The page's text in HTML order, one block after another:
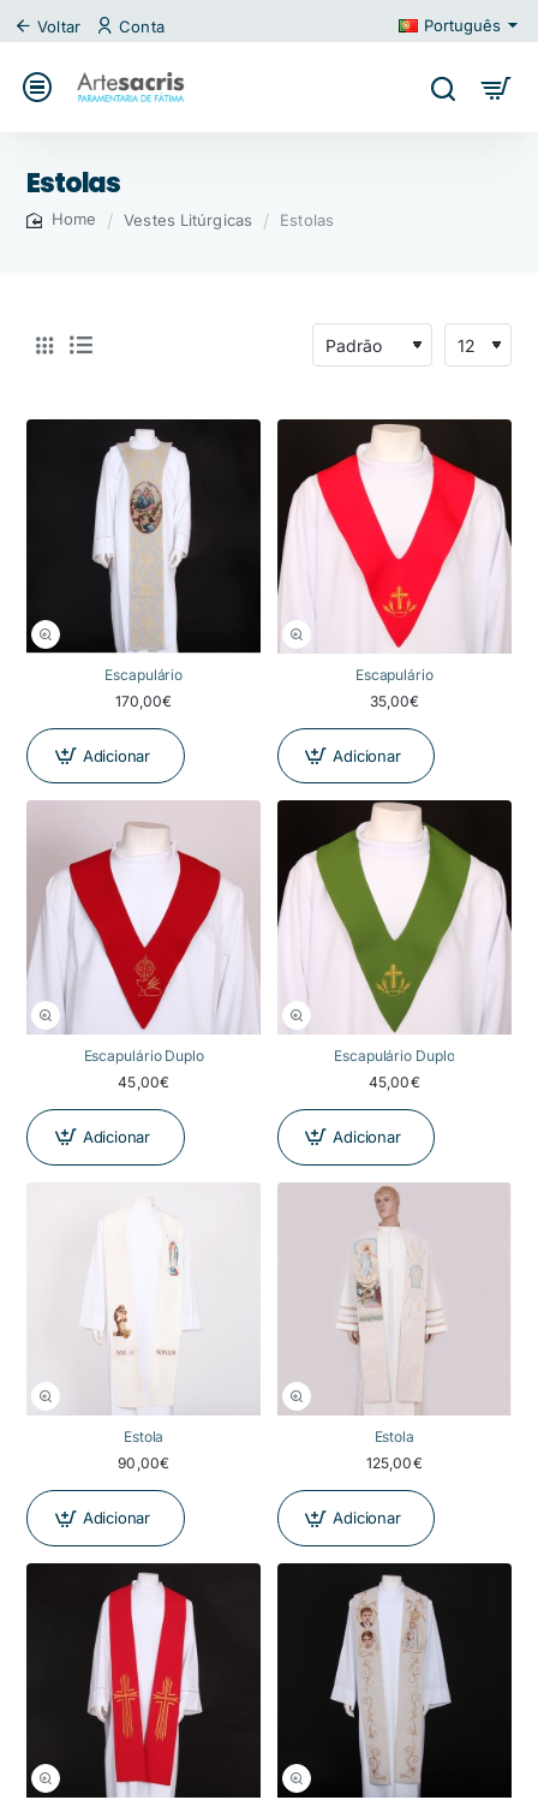
Voltar Conta Português
Estolas
Vestes Litúrgicas Estolas
Escapulário
170,00€
Adicionar
Escapulário
35,00€
Adicionar
Escapulário Duplo
45,00€
Adicionar
Escapulário Duplo
45,00€
Adicionar
Estola
90,00€
Adicionar
Estola
125,00€
Adicionar